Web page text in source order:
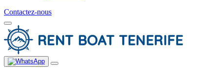
Contactez-nous